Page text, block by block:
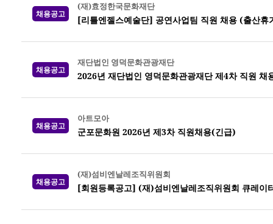
채용공고
(재)효정한국문화재단
[리틀엔젤스예술단] 공연사업팀 직원 채용 (출산휴
채용공고
재단법인 영덕문화관광재단
2026년 재단법인 영덕문화관광재단 제4차 직원 채
채용공고
아트모아
군포문화원 2026년 제3차 직원채용(긴급)
채용공고
(재)섬비엔날레조직위원회
[회원등록공고] (재)섬비엔날레조직위원회 큐레이